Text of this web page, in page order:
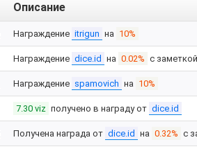
Описание
Награждение itrigun на 10%
Награждение dice.id на 0.02% с
Награждение spamovich на 10%
7.30 viz получено в награду от dice.id
Получена награда от dice.id на 0.32% с